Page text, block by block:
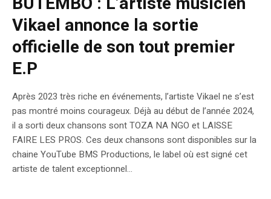
Vikael annonce la sortie
officielle de son tout premier
E.P
Après 2023 très riche en événements, l’artiste Vikael ne s’est
pas montré moins courageux. Déjà au début de l’année 2024,
il a sorti deux chansons sont TOZA NA NGO et LAISSE
FAIRE LES PROS. Ces deux chansons sont disponibles sur la
chaine YouTube BMS Productions, le label où est signé cet
artiste de talent exceptionnel...